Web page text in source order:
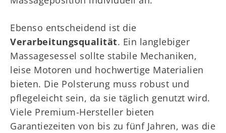
Ebenso entscheidend ist die
Verarbeitungsqualität. Ein langlebiger
Massagesessel sollte stabile Mechaniken,
leise Motoren und hochwertige Materialien
bieten. Die Polsterung muss robust und
pflegeleicht sein, da sie täglich genutzt wird.
Viele Premium-Hersteller bieten
Garantiezeiten von bis zu fünf Jahren, was die